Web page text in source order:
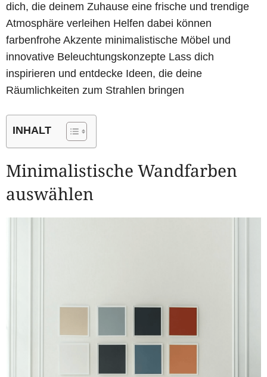
dich, die deinem Zuhause eine frische und trendige
Atmosphäre verleihen Helfen dabei können
farbenfrohe Akzente minimalistische Möbel und
innovative Beleuchtungskonzepte Lass dich
inspirieren und entdecke Ideen, die deine
Räumlichkeiten zum Strahlen bringen
INHALT
Minimalistische Wandfarben
auswählen